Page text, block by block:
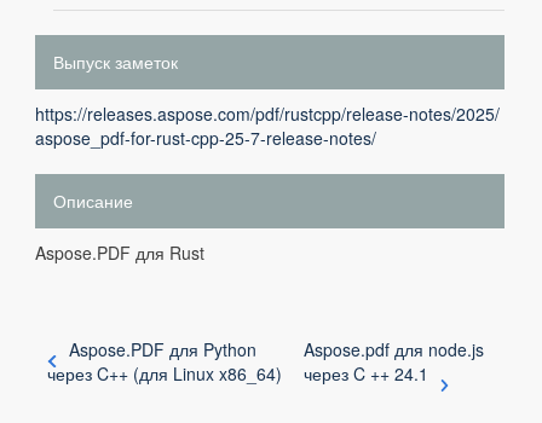
Выпуск заметок
https://releases.aspose.com/pdf/rustcpp/release-notes/2025/
aspose_pdf-for-rust-cpp-25-7-release-notes/
Описание
Aspose.PDF для Rust
Aspose.PDF для Python
через C++ (для Linux x86_64)
Aspose.pdf для node.js
через C ++ 24.1